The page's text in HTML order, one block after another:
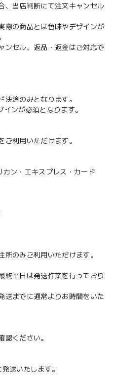
、当店判断にて注文キャンセル
際の商品とは色味やデザインが
ンセル、返品・返金はご対応で
決済のみとなります。
インが必須となります。
ご利用いただけます。
ン・エキスプレス・カード
所のみご利用いただけます。
終平日は発送作業を行っており
までに通常よりお時間をいた
認ください。
送いたします。